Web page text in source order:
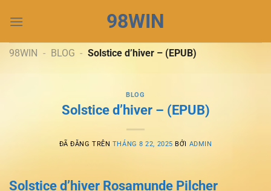
đến
dung
98WIN
98WIN - BLOG - Solstice d’hiver – (EPUB)
BLOG
Solstice d’hiver – (EPUB)
ĐÃ ĐĂNG TRÊN THÁNG 8 22, 2025 BỞI ADMIN
Solstice d’hiver Rosamunde Pilcher